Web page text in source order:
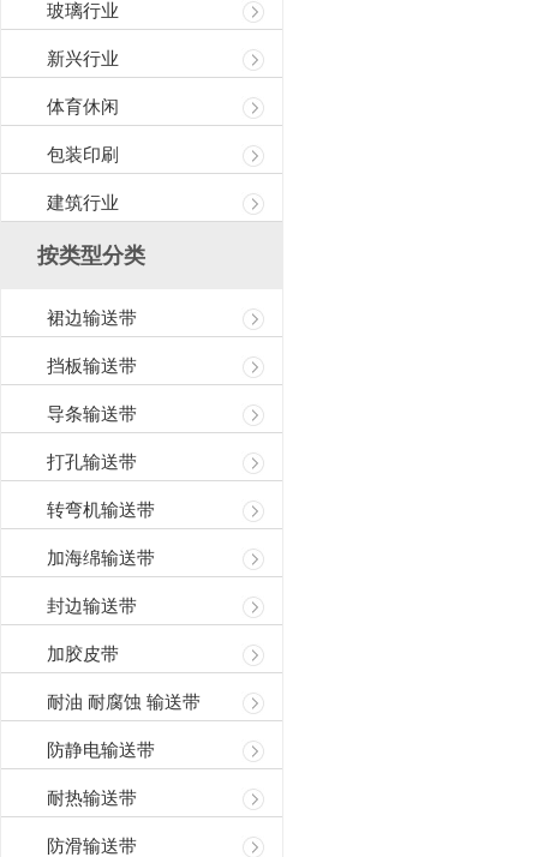
玻璃行业
新兴行业
体育休闲
包装印刷
建筑行业
按类型分类
裙边输送带
挡板输送带
导条输送带
打孔输送带
转弯机输送带
加海绵输送带
封边输送带
加胶皮带
耐油 耐腐蚀 输送带
防静电输送带
耐热输送带
防滑输送带